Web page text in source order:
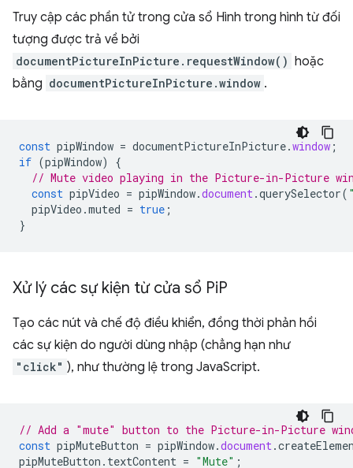
Truy cập các phần tử trong cửa sổ Hình trong hình từ đối
tượng được trả về bởi
documentPictureInPicture.requestWindow() hoặc
bằng documentPictureInPicture.window .
const pipWindow = documentPictureInPicture.window ;
if (pipWindow)
{
// Mute video playing in the Picture-in-Picture
const pipVideo = pipWindow.document .querySelector(
pipVideo .muted = true ;
}
Xử lý các sự kiện từ cửa sổ PiP
Tạo các nút và chế độ điều khiển, đồng thời phản hồi
các sự kiện do người dùng nhập (chẳng hạn như
"click" ), như thường lệ trong JavaScript.
// Add a "mute" button to the Picture-in-Picture
const pipMuteButton = pipWindow.document .
pipMuteButton . textContent = "Mute" ;